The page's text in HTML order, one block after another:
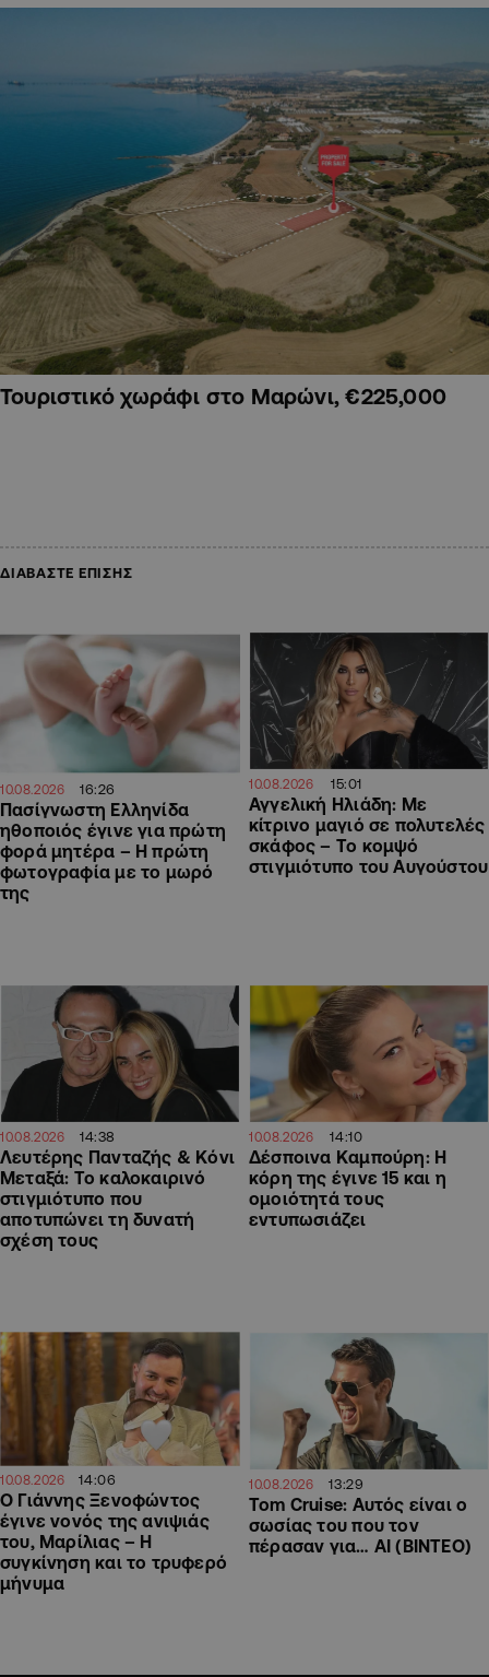
Τουριστικό χωράφι στο Μαρώνι, €225,000
ΔΙΑΒΑΣΤΕ ΕΠΙΣΗΣ
10.08.2026 16:26
Πασίγνωστη Ελληνίδα
ηθοποιός έγινε για πρώτη
φορά μητέρα – Η πρώτη
φωτογραφία με το μωρό
της
10.08.2026 15:01
Αγγελική Ηλιάδη: Με
κίτρινο μαγιό σε πολυτελές
σκάφος – Το κομψό
στιγμιότυπο του Αυγούστου
10.08.2026 14:38
Λευτέρης Πανταζής & Κόνι
Μεταξά: Το καλοκαιρινό
στιγμιότυπο που
αποτυπώνει τη δυνατή
σχέση τους
10.08.2026 14:10
Δέσποινα Καμπούρη: Η
κόρη της έγινε 15 και η
ομοιότητά τους
εντυπωσιάζει
10.08.2026 14:06
O Γιάννης Ξενοφώντος
έγινε νονός της ανιψιάς
του, Μαρίλιας – Η
συγκίνηση και το τρυφερό
μήνυμα
10.08.2026 13:29
Tom Cruise: Αυτός είναι ο
σωσίας του που τον
πέρασαν για… AI (ΒΙΝΤΕΟ)